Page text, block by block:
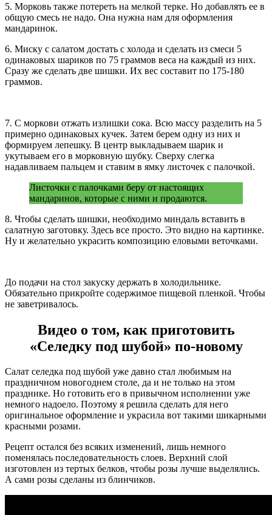
5. Морковь также потереть на мелкой терке. Но добавлять ее в
общую смесь не надо. Она нужна нам для оформления
мандаринок.
6. Миску с салатом достать с холода и сделать из смеси 5
одинаковых шариков по 75 граммов веса на каждый из них.
Сразу же сделать две шишки. Их вес составит по 175-180
граммов.
7. С моркови отжать излишки сока. Всю массу разделить на 5
примерно одинаковых кучек. Затем берем одну из них и
формируем лепешку. В центр выкладываем шарик и
укутываем его в морковную шубку. Сверху слегка
надавливаем пальцем и ставим в ямку листочек с палочкой.
Листочки с палочками беру от настоящих
мандаринов, которые с ними и продаются.
8. Чтобы сделать шишки, необходимо миндаль вставить в
салатную заготовку. Здесь все просто. Это видно на картинке.
Ну и желательно украсить композицию еловыми веточками.
До подачи на стол закуску держать в холодильнике.
Обязательно прикройте содержимое пищевой пленкой. Чтобы
не заветривалось.
Видео о том, как приготовить
«Селедку под шубой» по-новому
Салат селедка под шубой уже давно стал любимым на
праздничном новогоднем столе, да и не только на этом
празднике. Но готовить его в привычном исполнении уже
немного надоело. Поэтому я решила сделать для него
оригинальное оформление и украсила вот такими шикарными
красными розами.
Рецепт остался без всяких изменений, лишь немного
поменялась последовательность слоев. Верхний слой
изготовлен из тертых белков, чтобы розы лучше выделялись.
А сами розы сделаны из блинчиков.